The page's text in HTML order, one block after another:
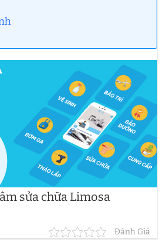
sửa chữa Limosa
Đánh Giá